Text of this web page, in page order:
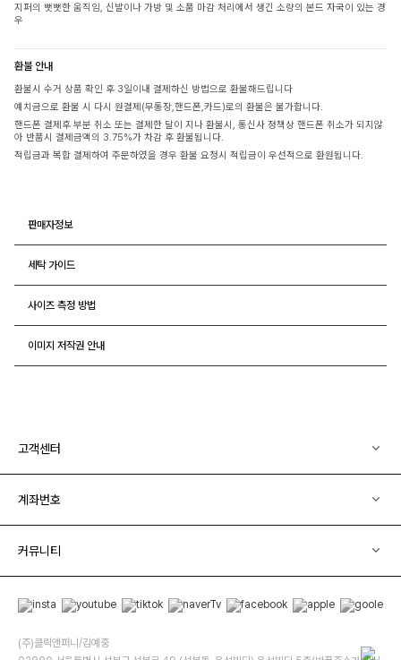
지퍼의 뻣뻣한 움직임, 신발이나 가방 및 소품 마감 처리에서 생긴 소량의 본드 자국이 있는 경
우
환불 안내
환불시 수거 상품 확인 후 3일이내 결제하신 방법으로 환불해드립니다
예치금으로 환불 시 다시 원결제(무통장,핸드폰,카드)로의 환불은 불가합니다.
핸드폰 결제후 부분 취소 또는 결제한 달이 지나 환불시, 통신사 정책상 핸드폰 취소가 되지않
아 반품시 결제금액의 3.75%가 차감 후 환불됩니다.
적립금과 복합 결제하여 주문하였을 경우 환불 요청시 적립금이 우선적으로 환원됩니다.
판매자정보
세탁 가이드
사이즈 측정 방법
이미지 저작권 안내
고객센터
계좌번호
커뮤니티
(주)클릭앤퍼니/김예중